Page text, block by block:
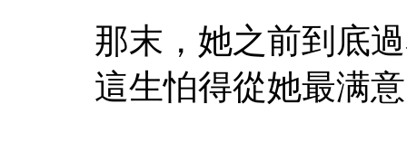
那末，她之前到底
這生怕得從她最满